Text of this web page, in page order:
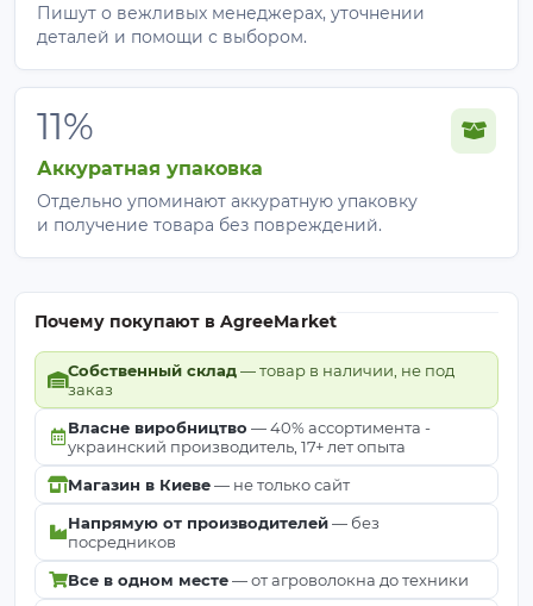
Пишут о вежливых менеджерах, уточнении
деталей и помощи с выбором.
11%
Аккуратная упаковка
Отдельно упоминают аккуратную упаковку
и получение товара без повреждений.
Почему покупают в AgreeMarket
Собственный склад— товар в наличии, не под
заказ
Власне виробництво — 40% ассортимента -
украинский производитель, 17+ лет опыта
Магазин в Киеве— не только сайт
Напрямую от производителей— без
посредников
Все в одном месте— от агроволокна до техники